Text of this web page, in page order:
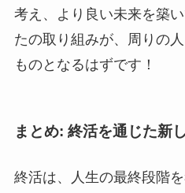
考え、より良い未来を築
たの取り組みが、周りの
ものとなるはずです！
まとめ: 終活を通じた新
終活は、人生の最終段階